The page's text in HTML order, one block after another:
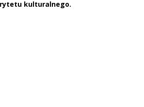
kulturalnego.